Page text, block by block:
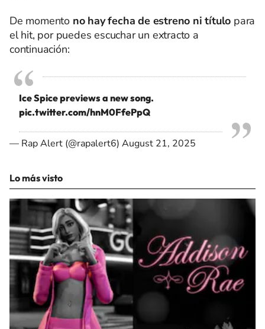
De momento no hay fecha de estreno ni título para
el hit, por puedes escuchar un extracto a
continuación:
Ice Spice previews a new song.
pic.twitter.com/hnM0FfePpQ
— Rap Alert (@rapalert6) August 21, 2025
Lo más visto